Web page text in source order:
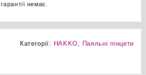
немає.
Категорії: HAKKO Паяльні пінцети